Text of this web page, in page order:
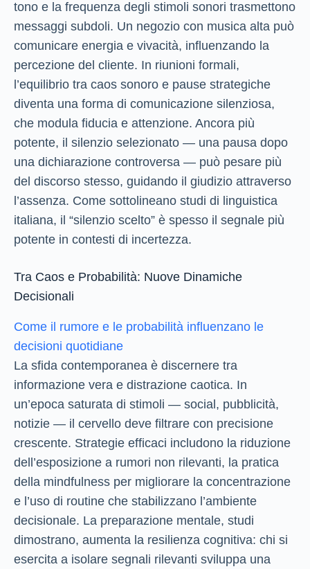
tono e la frequenza degli stimoli sonori trasmettono
messaggi subdoli. Un negozio con musica alta può
comunicare energia e vivacità, influenzando la
percezione del cliente. In riunioni formali,
l’equilibrio tra caos sonoro e pause strategiche
diventa una forma di comunicazione silenziosa,
che modula fiducia e attenzione. Ancora più
potente, il silenzio selezionato — una pausa dopo
una dichiarazione controversa — può pesare più
del discorso stesso, guidando il giudizio attraverso
l’assenza. Come sottolineano studi di linguistica
italiana, il “silenzio scelto” è spesso il segnale più
potente in contesti di incertezza.
Tra Caos e Probabilità: Nuove Dinamiche
Decisionali
Come il rumore e le probabilità influenzano le
decisioni quotidiane
La sfida contemporanea è discernere tra
informazione vera e distrazione caotica. In
un’epoca saturata di stimoli — social, pubblicità,
notizie — il cervello deve filtrare con precisione
crescente. Strategie efficaci includono la riduzione
dell’esposizione a rumori non rilevanti, la pratica
della mindfulness per migliorare la concentrazione
e l’uso di routine che stabilizzano l’ambiente
decisionale. La preparazione mentale, studi
dimostrano, aumenta la resilienza cognitiva: chi si
esercita a isolare segnali rilevanti sviluppa una